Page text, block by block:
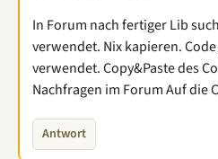
In Forum nach fertiger Lib
verwendet. Nix kapieren.
verwendet. Copy&Paste des
Nachfragen im Forum Auf die
Antwort